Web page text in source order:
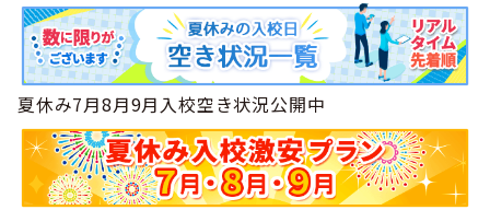
夏休み7月8月9月入校空き状況公開中